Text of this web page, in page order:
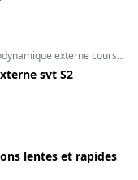
externe cours ,
svt S2
lentes et rapides